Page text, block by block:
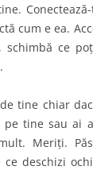
cum e ea.
schimbă ce
de tine chiar
pe tine sau ai
Meriți.
deschizi